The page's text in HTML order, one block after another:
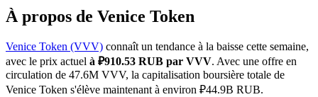
Futures COIN-M
Contrats à terme sur crypto-monnaie
À propos de Venice Token
Venice Token (VVV) connaît un tendance à la baisse cette semaine,
avec le prix actuel à ₽910.53 RUB par VVV. Avec une offre en
circulation de 47.6M VVV, la capitalisation boursière totale de
Venice Token s'élève maintenant à environ ₽44.9B RUB.